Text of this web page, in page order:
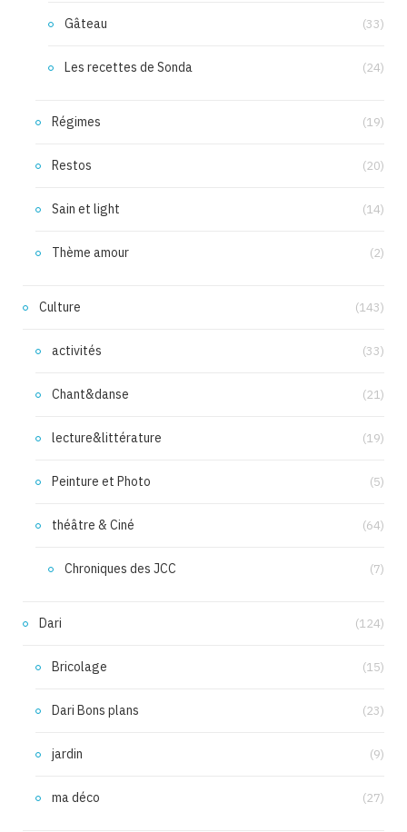
Gâteau (33)
Les recettes de Sonda (24)
Régimes (19)
Restos (20)
Sain et light (14)
Thème amour (2)
Culture (143)
activités (33)
Chant&danse (21)
lecture&littérature (19)
Peinture et Photo (5)
théâtre & Ciné (64)
Chroniques des JCC (7)
Dari (124)
Bricolage (15)
Dari Bons plans (23)
jardin (9)
ma déco (27)